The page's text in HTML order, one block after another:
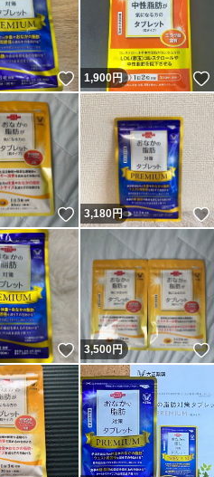
いいね！
1,900円
いいね！
3,180円
いいね！
3,500円